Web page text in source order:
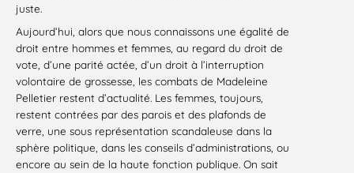
juste.
Aujourd’hui, alors que nous connaissons une égalité de
droit entre hommes et femmes, au regard du droit de
vote, d’une parité actée, d’un droit à l’interruption
volontaire de grossesse, les combats de Madeleine
Pelletier restent d’actualité. Les femmes, toujours,
restent contrées par des parois et des plafonds de
verre, une sous représentation scandaleuse dans la
sphère politique, dans les conseils d’administrations, ou
encore au sein de la haute fonction publique. On sait